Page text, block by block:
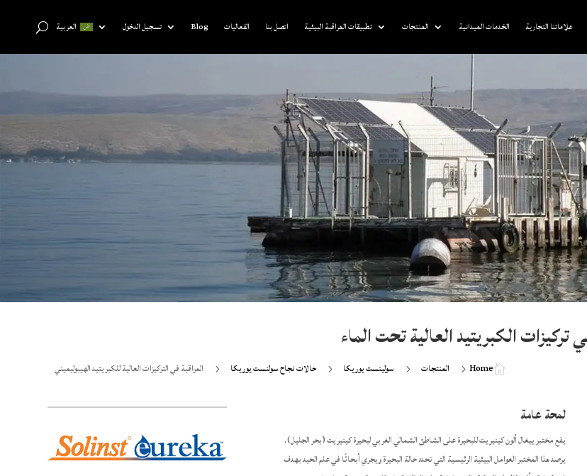
علاماتنا التجارية الخدمات الميدانية المنتجات تطبيقات المراقبة البيئية اتصل بنا الفعاليات Blog تسجيل الدخول العربية
الكبريتيد العالية تحت الماء

Home
5 المنتجات 5 سولينست يوريكا 5 حالات نجاح سولنست يوريكا 5 المراقبة في التركيزات العالية للكبريتيد الهيبوليميني
لمحة عامة
يقع مختبر ييغال ألون كينيريت للبحيرة على الشاطئ الشمالي الغربي لبحيرة كينيريت (بحر الجليل).
يرصد هذا المختبر العوامل البيئية الرئيسية التي تحدد حالة البحيرة ويجري أبحاثًا في علم الحيد بهدف